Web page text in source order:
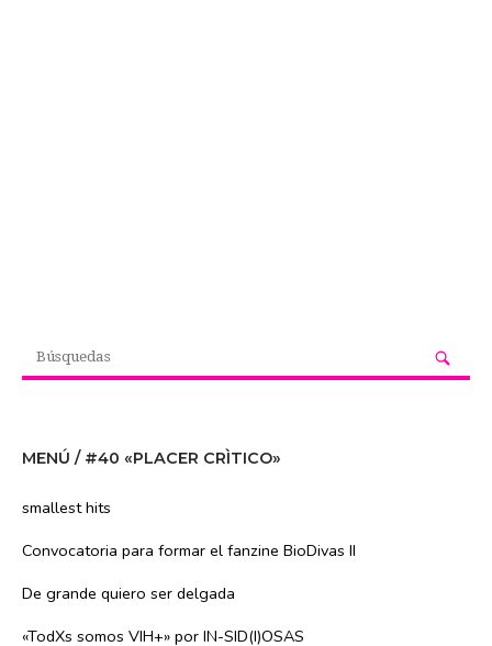
MENÚ / #40 «PLACER CRÌTICO»
smallest hits
Convocatoria para formar el fanzine BioDivas II
De grande quiero ser delgada
«TodXs somos VIH+» por IN-SID(I)OSAS